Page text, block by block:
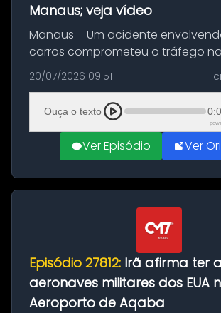
Manaus; veja vídeo
Manaus – Um acidente
carros comprometeu o tráfego
Brasil durante a manhã desta
(20), em frente ao complexo da
Manaus, na Zona Oeste. A batida
20/07/2026 09:51
Ouça o texto
Ver Episódio Ver
Episódio 27812: Irã afirma ter
aeronaves militares dos EUA
Aeroporto de Aqaba